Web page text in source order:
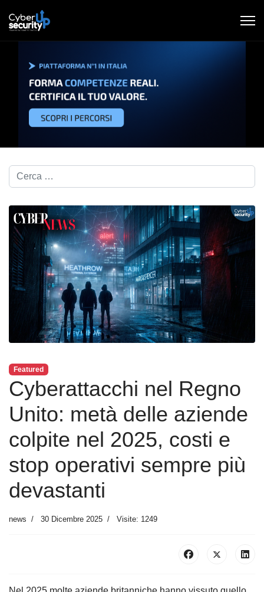
Cerca nel blog...
Featured
Cyberattacchi nel Regno
Unito: metà delle aziende
colpite nel 2025, costi e
stop operativi sempre più
devastanti
news 30 Dicembre 2025 Visite: 1249